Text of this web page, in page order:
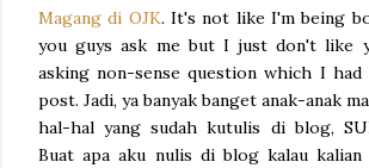
Magang di OJK. It's not like I'm being
you guys ask me but I just don't like
asking non-sense question which I
post. Jadi, ya banyak banget anak-anak
hal-hal yang sudah kutulis di blog,
Buat apa aku nulis di blog kalau kalian